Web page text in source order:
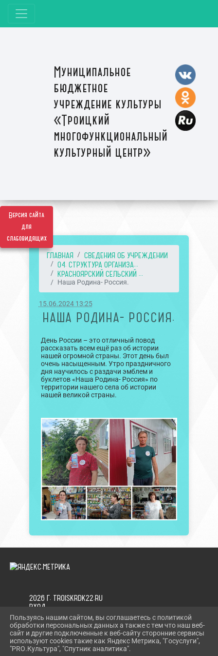
Версия сайта
для
слабовидящих
Муниципальное
бюджетное
учреждение культуры
«Троицкий
многофункциональный
культурный центр»
ГЛАВНАЯ
СВЕДЕНИЯ ОБ УЧРЕЖДЕНИИ
04. СТРУКТУРА ОРГАНИЗА...
КРАСНОЯРСКИЙ СЕЛЬСКИЙ ...
Наша Родина- Россия.
15.06.2024 13:25
НАША РОДИНА- РОССИЯ.
День России – это отличный повод
рассказать всем ещё раз об истории
нашей огромной страны. Этот день был
очень насыщенным. Утро праздничного
дня научилось с раздачи эмблем и
буклетов «Наша Родина- Россия» по
территории нашего села об истории
нашей великой страны.
2026 Г. TROISKRDK22.RU
ВХОД
КАРТА САЙТА
ПОЛИТИКА ОБРАБОТКИ ПЕРСОНАЛЬНЫХ ДАННЫХ
СДЕЛАНО НА KUBCMS
РАЗРАБОТКА И ПОДДЕРЖКА
Пользуясь нашим сайтом, вы соглашаетесь с политикой
обработки персональных данных а также с тем что наш веб-
сайт и другие подключенные к веб-сайту сторонние сервисы
используют cookies такие как Яндекс Метрика, "Госуслуги",
"PRO.Культура", "Спутник аналитика".